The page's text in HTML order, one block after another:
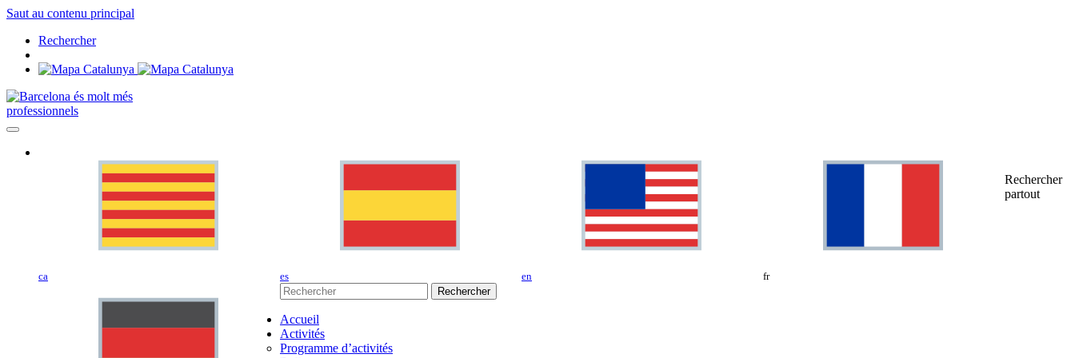
Saut au contenu principal
Rechercher
professionnels
ca es en fr
Rechercher
partout
Rechercher
Accueil
Activités
Programme d’activités